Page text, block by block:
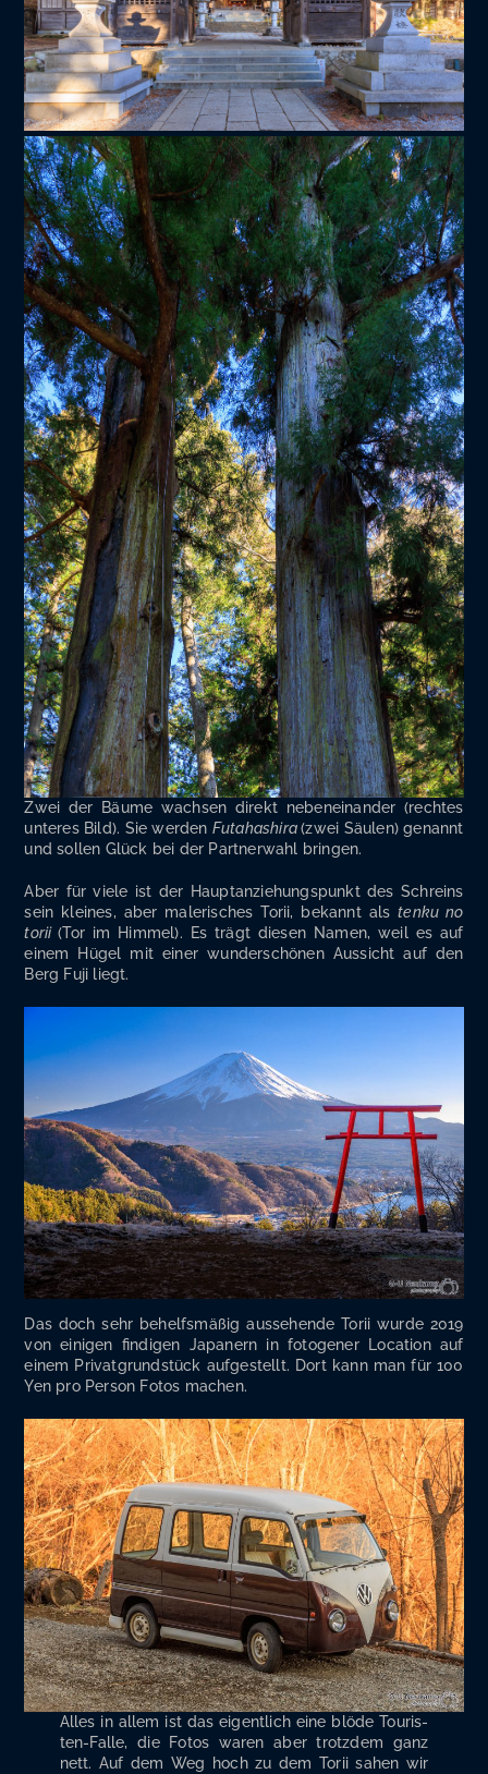
Zwei der Bäu­me wach­sen direkt neben­ein­an­der (rech­tes
unte­res Bild). Sie wer­den Futa­hash­ira(zwei Säu­len) genannt
und sol­len Glück bei der Part­ner­wahl bringen.
Aber für vie­le ist der Haupt­an­zie­hungs­punkt des Schreins
sein klei­nes, aber male­ri­sches Torii, bekannt alsten­ku no
torii(Tor im Him­mel). Es trägt die­sen Namen, weil es auf
einem Hügel mit einer wun­der­schö­nen Aus­sicht auf den
Berg Fuji liegt.
Das doch sehr behelfs­mä­ßig aus­se­hen­de Torii wur­de 2019
von eini­gen fin­di­gen Japa­nern in foto­ge­ner Loca­ti­on auf
einem Pri­vat­grund­stück auf­ge­stellt. Dort kann man für 100
Yen pro Per­son Fotos machen.
Alles in allem ist das eigent­lich eine blö­de Tou­ris­
ten-Fal­le, die Fotos waren aber trotz­dem ganz
nett. Auf dem Weg hoch zu dem Torii sahen wir